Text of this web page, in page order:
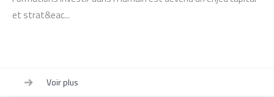
et strat&eac...
Voir plus